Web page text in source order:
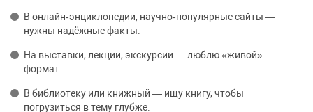
В онлайн‑энциклопедии, научно‑популярные сайты —
нужны надёжные факты.
На выставки, лекции, экскурсии — люблю «живой»
формат.
В библиотеку или книжный — ищу книгу, чтобы
погрузиться в тему глубже.